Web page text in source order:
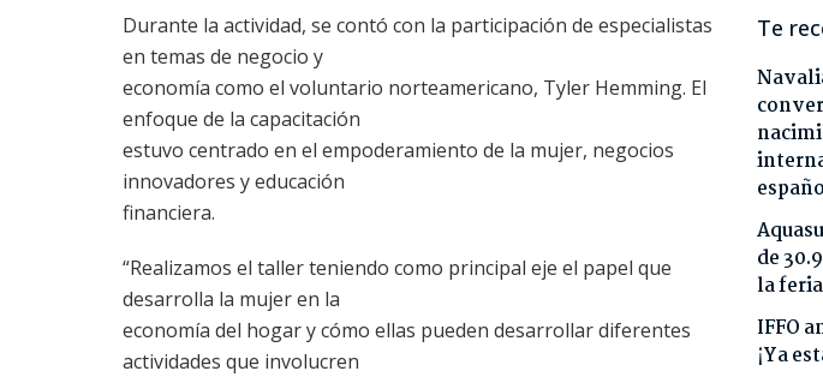
Te
de
la
IFFO
¡Ya
Durante la actividad, se contó con la participación de especialistas
en temas de negocio y
economía como el voluntario norteamericano, Tyler Hemming. El
enfoque de la capacitación
estuvo centrado en el empoderamiento de la mujer, negocios
innovadores y educación
financiera.
“Realizamos el taller teniendo como principal eje el papel que
desarrolla la mujer en la
economía del hogar y cómo ellas pueden desarrollar diferentes
actividades que involucren